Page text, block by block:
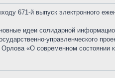
671-й выпуск электронного
идеи солидарной
управленческого
«О современном состоянии